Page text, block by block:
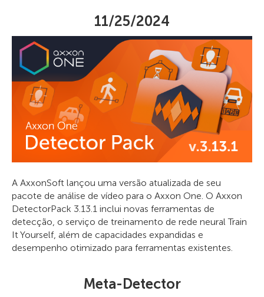
11/25/2024
A AxxonSoft lançou uma versão atualizada de seu
pacote de análise de vídeo para o Axxon One. O Axxon
DetectorPack 3.13.1 inclui novas ferramentas de
detecção, o serviço de treinamento de rede neural Train
It Yourself, além de capacidades expandidas e
desempenho otimizado para ferramentas existentes.
Meta-Detector